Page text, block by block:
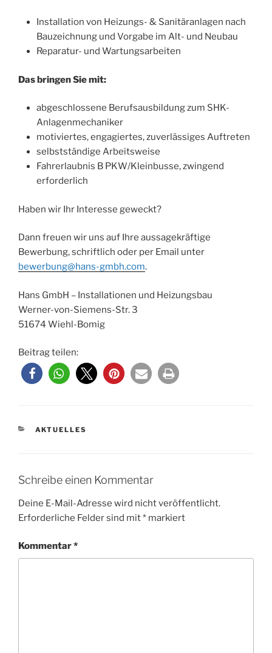
Installation von Heizungs- & Sanitäranlagen nach
Bauzeichnung und Vorgabe im Alt- und Neubau
Reparatur- und Wartungsarbeiten
Das bringen Sie mit:
abgeschlossene Berufsausbildung zum SHK-
Anlagenmechaniker
motiviertes, engagiertes, zuverlässiges Auftreten
selbstständige Arbeitsweise
Fahrerlaubnis B PKW/Kleinbusse, zwingend
erforderlich
Haben wir Ihr Interesse geweckt?
Dann freuen wir uns auf Ihre aussagekräftige
Bewerbung, schriftlich oder per Email unter
bewerbung@hans-gmbh.com.
Hans GmbH – Installationen und Heizungsbau
Werner-von-Siemens-Str. 3
51674 Wiehl-Bomig
Beitrag teilen:
KATEGORIEN
AKTUELLES
Schreibe einen Kommentar
Deine E-Mail-Adresse wird nicht veröffentlicht.
Erforderliche Felder sind mit* markiert
Kommentar*